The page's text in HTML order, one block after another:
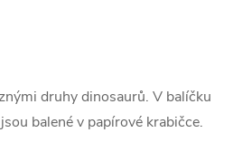
druhy dinosaurů. V balíčku
balené v papírové krabičce.